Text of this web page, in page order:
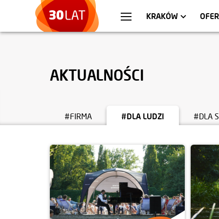
KRAKÓW
WARSZAWA
MIESZKANIA
AKTUALNOŚCI
#FIRMA #DLA LUDZI #DLA